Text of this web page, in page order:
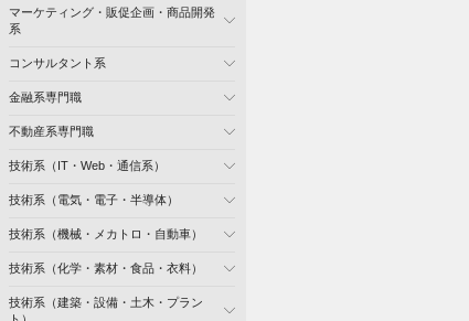
マーケティング・販促企画・商品開発
系
コンサルタント系
金融系専門職
不動産系専門職
技術系（IT・Web・通信系）
技術系（電気・電子・半導体）
技術系（機械・メカトロ・自動車）
技術系（化学・素材・食品・衣料）
技術系（建築・設備・土木・プラン